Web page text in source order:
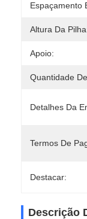
Espaçamento
Altura Da
Apoio:
Quantidade
Detalhes Da
Termos De
Destacar:
Descrição